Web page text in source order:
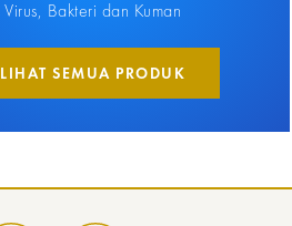
Virus, Bakteri dan Kuman
LIHAT SEMUA PRODUK